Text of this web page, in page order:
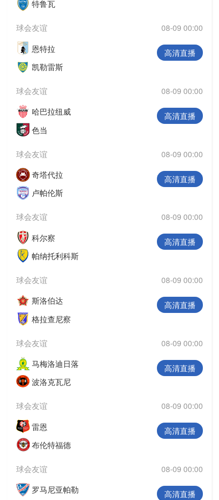
特鲁瓦
球会友谊
08-09 00:00
恩特拉
凯勒雷斯
高清直播
球会友谊
08-09 00:00
哈巴拉纽威
色当
高清直播
球会友谊
08-09 00:00
奇塔代拉
卢帕伦斯
高清直播
球会友谊
08-09 00:00
科尔察
帕纳托利科斯
高清直播
球会友谊
08-09 00:00
斯洛伯达
格拉查尼察
高清直播
球会友谊
08-09 00:00
马梅洛迪日落
波洛克瓦尼
高清直播
球会友谊
08-09 00:00
雷恩
布伦特福德
高清直播
球会友谊
08-09 00:00
罗马尼亚帕勒
高清直播